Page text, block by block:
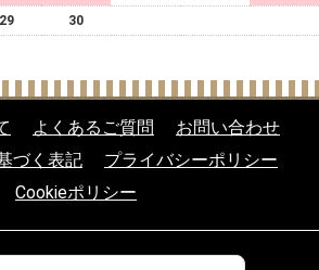
29 30
よくあるご質問
お問い合わせ
づく表記
プライバシーポリシー
Cookieポリシー